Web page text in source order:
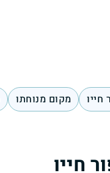
חייו מקום מנוחתו
חייו